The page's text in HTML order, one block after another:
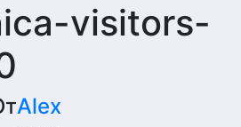
visitors-
Alex